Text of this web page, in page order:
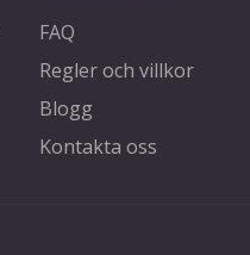
FAQ
Regler och villkor
Blogg
Kontakta oss